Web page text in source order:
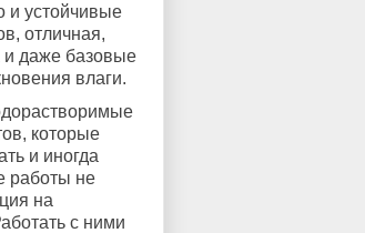
и устойчивые
отличная,
и даже базовые
влаги.
которые
и иногда
работы не
на
с ними